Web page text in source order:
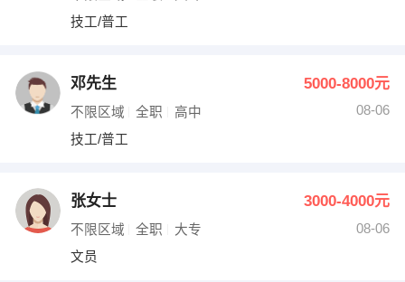
技工/普工
邓先生 5000-8000元
不限区域 全职 高中
08-06
技工/普工
张女士 3000-4000元
不限区域 全职 大专
08-06
文员